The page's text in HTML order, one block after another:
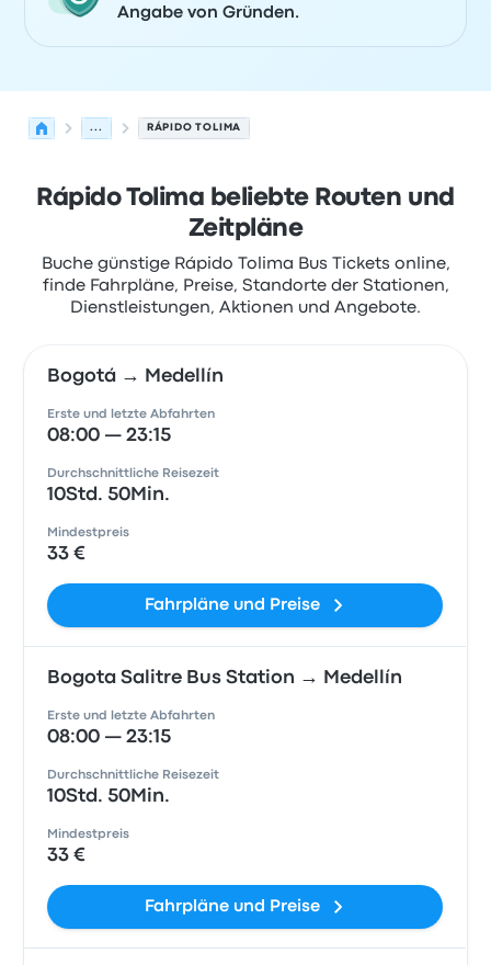
Angabe von Gründen.
... RÁPIDO TOLIMA
Rápido Tolima beliebte Routen und
Zeitpläne
Buche günstige Rápido Tolima Bus Tickets online,
finde Fahrpläne, Preise, Standorte der Stationen,
Dienstleistungen, Aktionen und Angebote.
Bogotá → Medellín
Erste und letzte Abfahrten
08:00 — 23:15
Durchschnittliche Reisezeit
10Std. 50Min.
Mindestpreis
33 €
Fahrpläne und Preise
Bogota Salitre Bus Station → Medellín
Erste und letzte Abfahrten
08:00 — 23:15
Durchschnittliche Reisezeit
10Std. 50Min.
Mindestpreis
33 €
Fahrpläne und Preise